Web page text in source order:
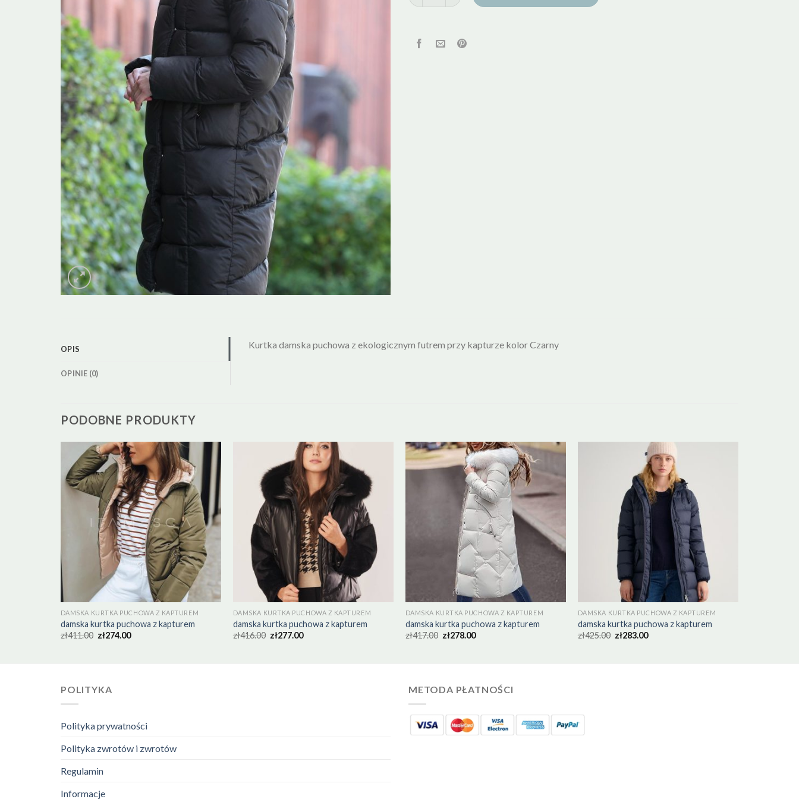
OPIS
OPINIE (0)
Kurtka damska puchowa z ekologicznym futrem przy kapturze kolor Czarny
PODOBNE PRODUKTY
DAMSKA KURTKA PUCHOWA Z KAPTUREM
damska kurtka puchowa z kapturem
zł411.00 zł274.00
DAMSKA KURTKA PUCHOWA Z KAPTUREM
damska kurtka puchowa z kapturem
zł416.00 zł277.00
DAMSKA KURTKA PUCHOWA Z KAPTUREM
damska kurtka puchowa z kapturem
zł417.00 zł278.00
DAMSKA KURTKA PUCHOWA Z KAPTUREM
damska kurtka puchowa z kapturem
zł425.00 zł283.00
POLITYKA
Polityka prywatności
Polityka zwrotów i zwrotów
Regulamin
Informacje
METODA PŁATNOŚCI